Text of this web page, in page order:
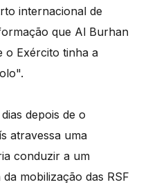
internacional de
que Al Burhan
o Exército tinha a
depois de o
atravessa uma
conduzir a um
mobilização das RSF